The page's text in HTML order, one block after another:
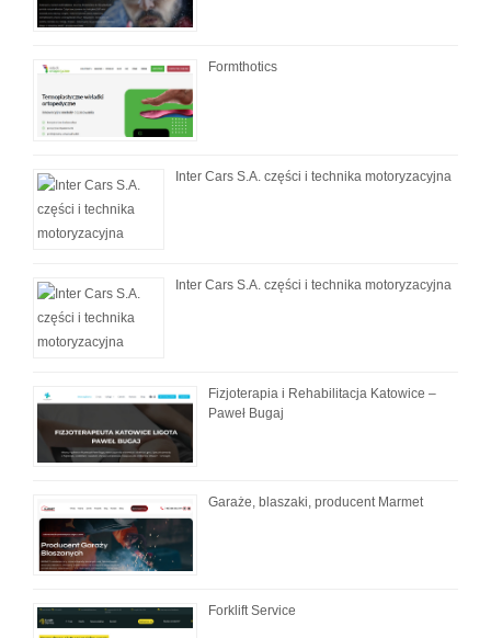
Formthotics
Inter Cars S.A. części i technika motoryzacyjna
Inter Cars S.A. części i technika motoryzacyjna
Fizjoterapia i Rehabilitacja Katowice –
Paweł Bugaj
Garaże, blaszaki, producent Marmet
Forklift Service